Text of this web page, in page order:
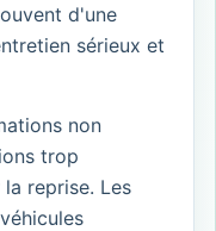
d'une
sérieux et
non
trop
reprise. Les